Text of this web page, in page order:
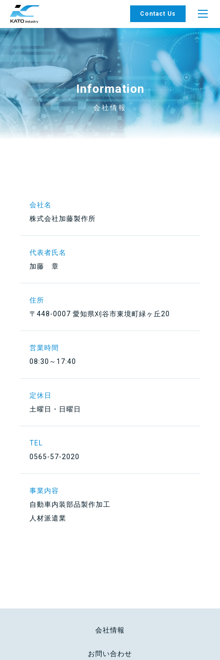
Contact Us
Information
会社情報
会社名
株式会社加藤製作所
代表者氏名
加藤 章
住所
〒448-0007 愛知県刈谷市東境町緑ヶ丘20
営業時間
08:30～17:40
定休日
土曜日・日曜日
TEL
0565-57-2020
事業内容
自動車内装部品製作加工
人材派遣業
会社情報
お問い合わせ